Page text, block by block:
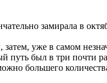
замирала в
уже в самом
был в три почти
большего